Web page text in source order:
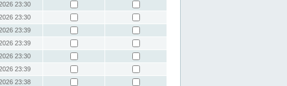
23:30
23:30
23:39
23:39
23:30
23:39
23:38